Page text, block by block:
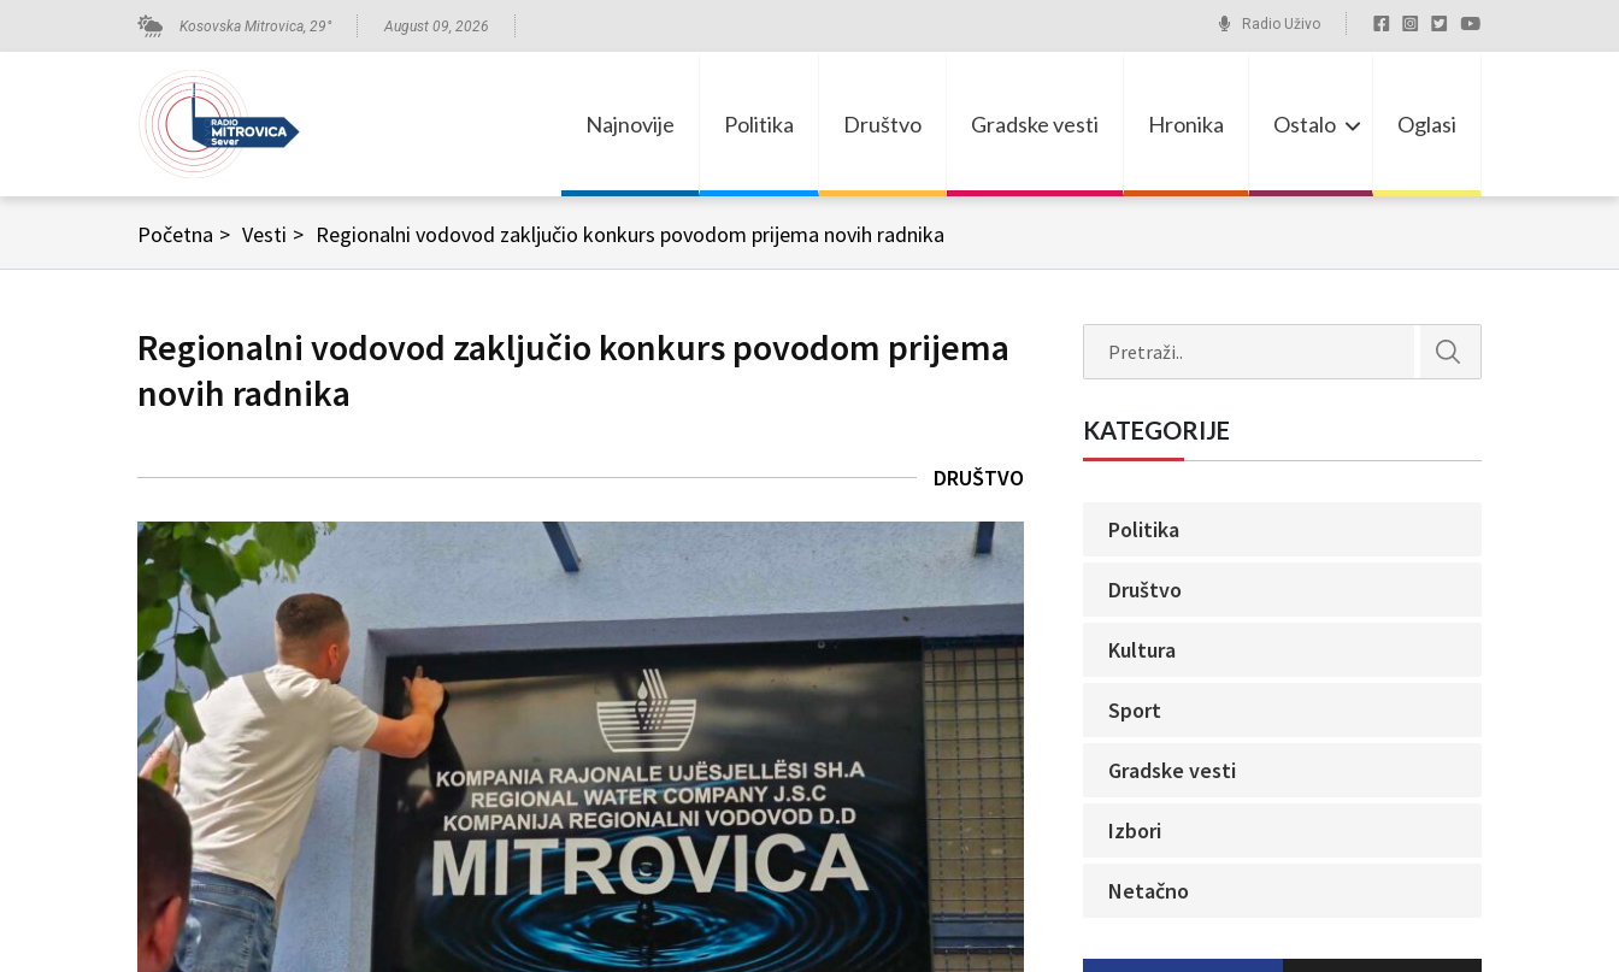
Kosovska Mitrovica, 29° August 09, 2026 Radio Uživo
Najnovije Politika Društvo Gradske vesti Hronika Ostalo Oglasi
Početna > Vesti > Regionalni vodovod zaključio konkurs povodom prijema novih radnika
Regionalni vodovod zaključio konkurs povodom prijema
novih radnika
DRUŠTVO
KATEGORIJE
Politika
Društvo
Kultura
Sport
Gradske vesti
Izbori
Netačno